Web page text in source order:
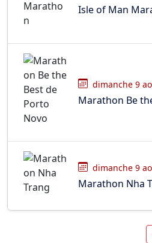
Isle of Man
dimanche 9
Marathon Be
dimanche 9
Marathon Nha